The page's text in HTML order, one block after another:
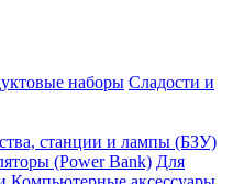
наборы Сладости и
станции и лампы (БЗУ)
(Power Bank) Для